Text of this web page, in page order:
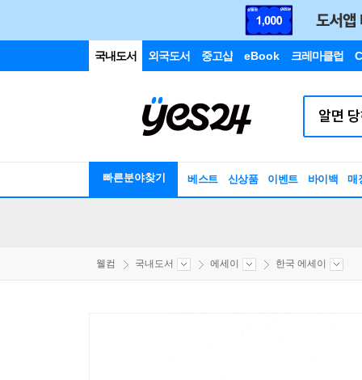
국내도서 외국도서 중고샵 eBook 크레마클럽
빠른분야찾기 베스트 신상품 이벤트 바이백 매
웰컴 국내도서 에세이 한국 에세이